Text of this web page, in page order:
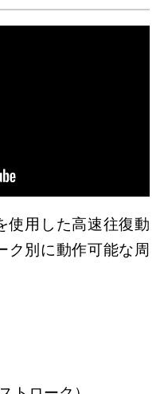
使用した高速往復動
ク別に動作可能な周